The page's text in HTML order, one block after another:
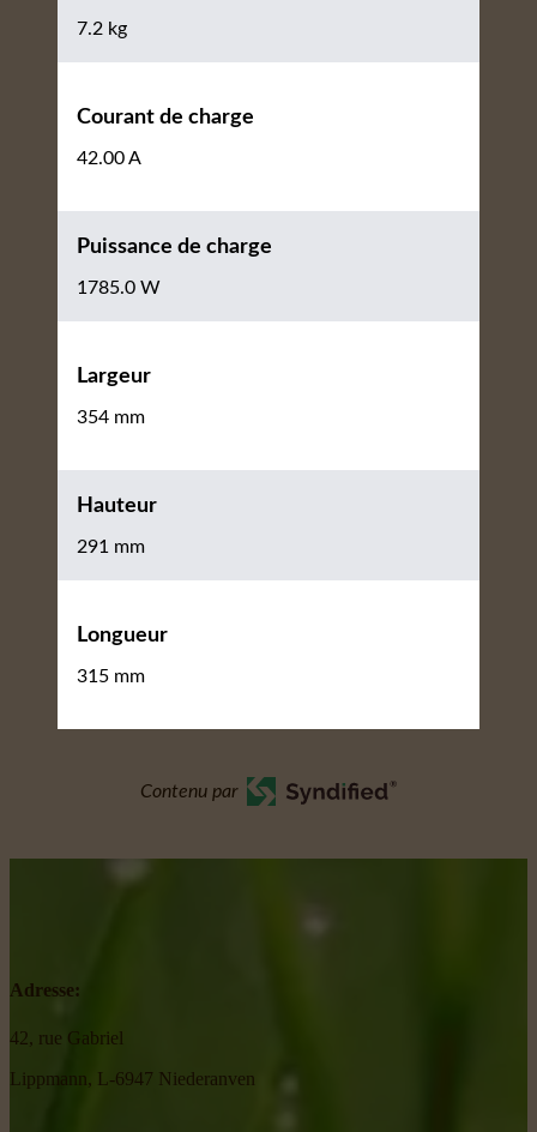
7.2 kg
Courant de charge
42.00 A
Puissance de charge
1785.0 W
Largeur
354 mm
Hauteur
291 mm
Longueur
315 mm
Contenu par
Adresse:
42, rue Gabriel
Lippmann, L-6947 Niederanven